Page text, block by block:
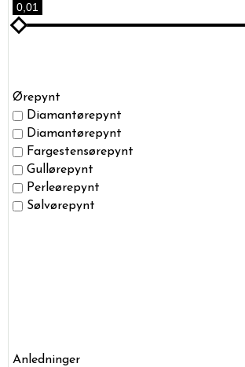
0,01
Ørepynt
Diamantørepynt
Diamantørepynt
Fargestensørepynt
Gullørepynt
Perleørepynt
Sølvørepynt
Anledninger